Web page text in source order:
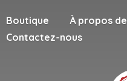
Boutique
À propos de
Contactez-nous